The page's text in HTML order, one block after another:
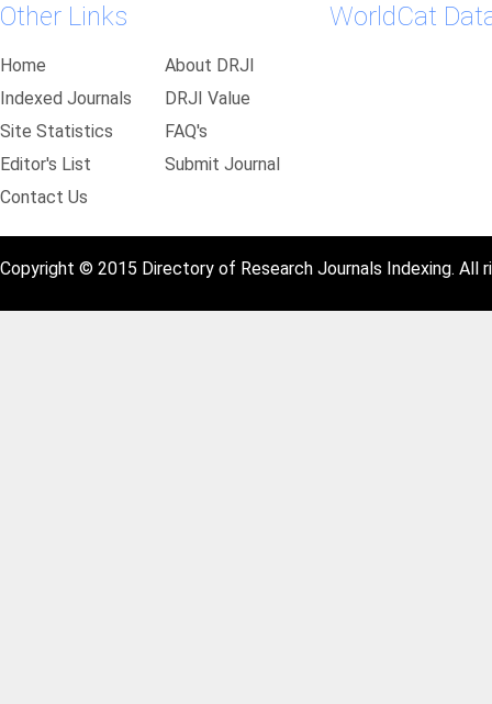
Other Links
Home
About DRJI
Indexed Journals
DRJI Value
Site Statistics
FAQ's
Editor's List
Submit Journal
Contact Us
WorldCat
Copyright © 2015 Directory of Research Journals Indexing. All